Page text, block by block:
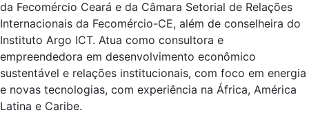
da Fecomércio Ceará e da Câmara Setorial de Relações
Internacionais da Fecomércio-CE, além de conselheira do
Instituto Argo ICT. Atua como consultora e
empreendedora em desenvolvimento econômico
sustentável e relações institucionais, com foco em energia
e novas tecnologias, com experiência na África, América
Latina e Caribe.